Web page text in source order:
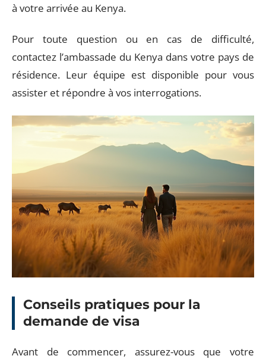
à votre arrivée au Kenya.
Pour toute question ou en cas de difficulté,
contactez l’ambassade du Kenya dans votre pays de
résidence. Leur équipe est disponible pour vous
assister et répondre à vos interrogations.
Conseils pratiques pour la
demande de visa
Avant de commencer, assurez-vous que votre